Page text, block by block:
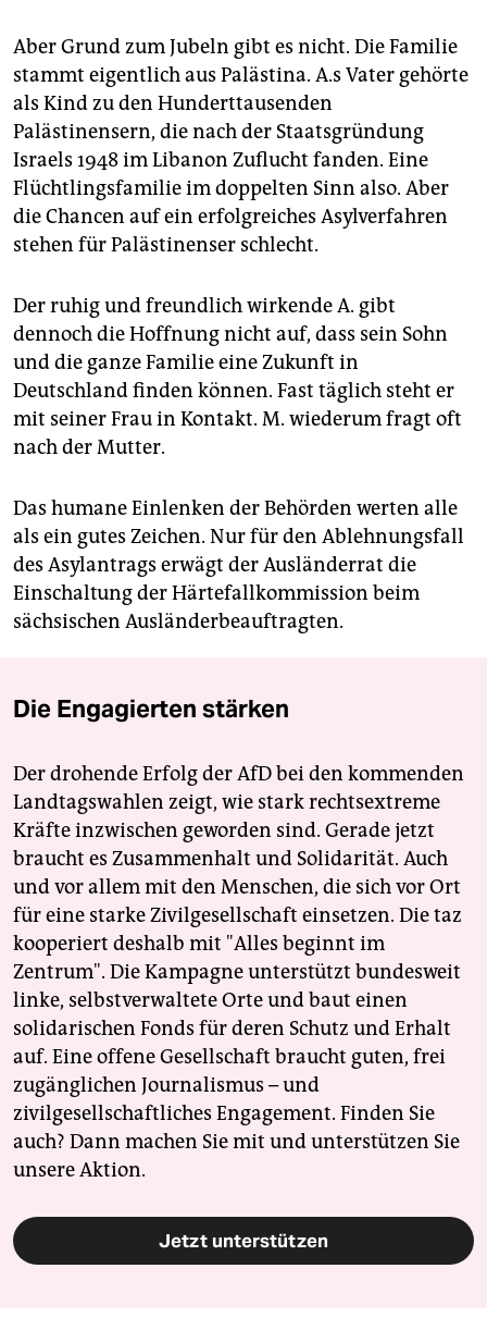
Aber Grund zum Jubeln gibt es nicht. Die Familie
stammt eigentlich aus Palästina. A.s Vater gehörte
als Kind zu den Hunderttausenden
Palästinensern, die nach der Staatsgründung
Israels 1948 im Libanon Zuflucht fanden. Eine
Flüchtlingsfamilie im doppelten Sinn also. Aber
die Chancen auf ein erfolgreiches Asylverfahren
stehen für Palästinenser schlecht.
Der ruhig und freundlich wirkende A. gibt
dennoch die Hoffnung nicht auf, dass sein Sohn
und die ganze Familie eine Zukunft in
Deutschland finden können. Fast täglich steht er
mit seiner Frau in Kontakt. M. wiederum fragt oft
nach der Mutter.
Das humane Einlenken der Behörden werten alle
als ein gutes Zeichen. Nur für den Ablehnungsfall
des Asylantrags erwägt der Ausländerrat die
Einschaltung der Härtefallkommission beim
sächsischen Ausländerbeauftragten.
Die Engagierten stärken
Der drohende Erfolg der AfD bei den kommenden
Landtagswahlen zeigt, wie stark rechtsextreme
Kräfte inzwischen geworden sind. Gerade jetzt
braucht es Zusammenhalt und Solidarität. Auch
und vor allem mit den Menschen, die sich vor Ort
für eine starke Zivilgesellschaft einsetzen. Die taz
kooperiert deshalb mit "Alles beginnt im
Zentrum". Die Kampagne unterstützt bundesweit
linke, selbstverwaltete Orte und baut einen
solidarischen Fonds für deren Schutz und Erhalt
auf. Eine offene Gesellschaft braucht guten, frei
zugänglichen Journalismus – und
zivilgesellschaftliches Engagement. Finden Sie
auch? Dann machen Sie mit und unterstützen Sie
unsere Aktion.
Jetzt unterstützen